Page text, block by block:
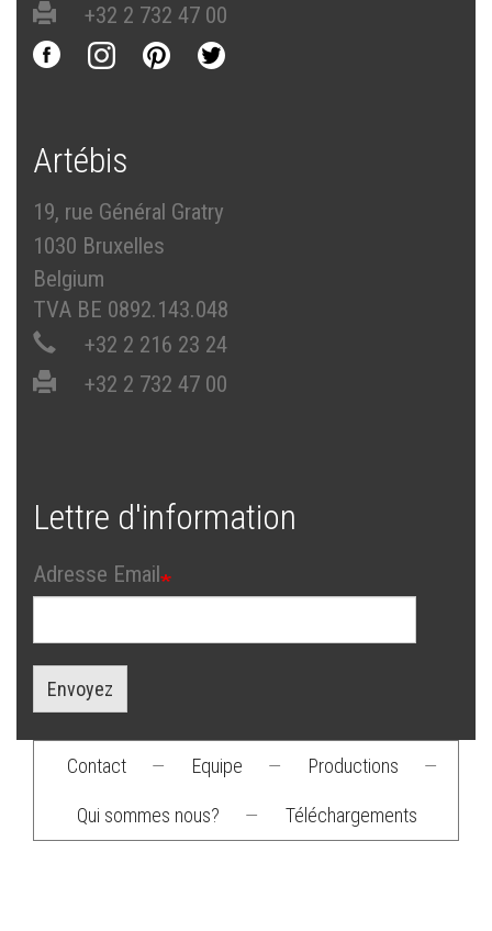
+32 2 732 47 00
Artébis
19, rue Général Gratry
1030 Bruxelles
Belgium
TVA BE 0892.143.048
+32 2 216 23 24
+32 2 732 47 00
Lettre d'information
Adresse Email
Envoyez
Footer
menu
Contact — Equipe — Productions —
Qui sommes nous? — Téléchargements